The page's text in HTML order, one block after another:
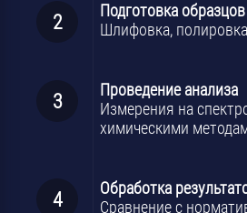
Подготовка образцов
Шлифовка,
Проведение анализа
Измерения на
химическими
Обработка
Сравнение с